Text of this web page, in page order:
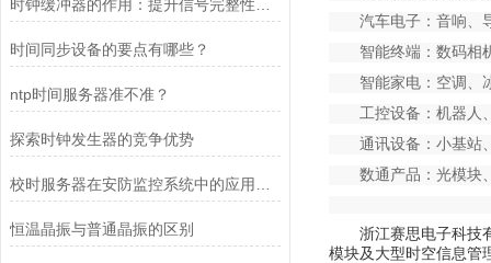
时间同步设备的要点有哪些？
ntp时间服务器准不准？
探索时钟发生器的竞争优势
恒温晶振与普通晶振的区别
汽车电子：音响、
智能终端：数码相
智能家电：空调、
工控设备：机器人
通讯设备：小基站
数通产品：光模块
浙江赛思电子科技
模块及大型时空信息管